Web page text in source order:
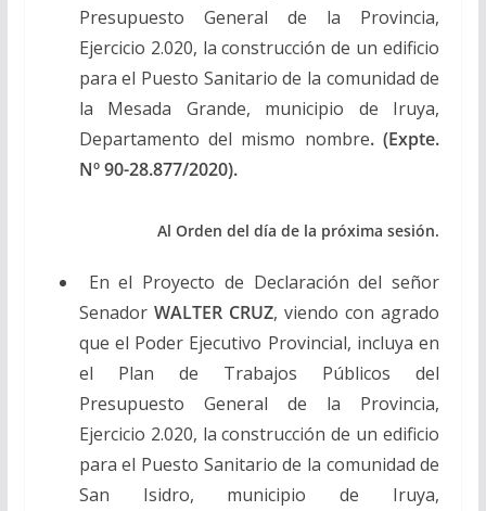
Presupuesto General de la Provincia,
Ejercicio 2.020, la construcción de un edificio
para el Puesto Sanitario de la comunidad de
la Mesada Grande, municipio de Iruya,
Departamento del mismo nombre. (Expte.
Nº 90-28.877/2020).
Al Orden del día de la próxima sesión.
En el Proyecto de Declaración del señor
Senador WALTER CRUZ, viendo con agrado
que el Poder Ejecutivo Provincial, incluya en
el Plan de Trabajos Públicos del
Presupuesto General de la Provincia,
Ejercicio 2.020, la construcción de un edificio
para el Puesto Sanitario de la comunidad de
San Isidro, municipio de Iruya,